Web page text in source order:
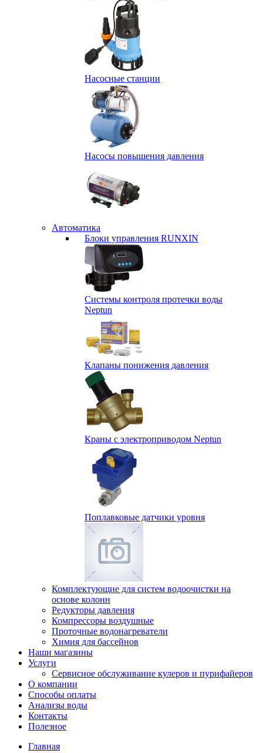
Насосные станции
Насосы повышения давления
Автоматика
Блоки управления RUNXIN
Системы контроля протечки воды
Neptun
Клапаны понижения давления
Краны с электроприводом Neptun
Поплавковые датчики уровня
Комплектующие для систем водоочистки на
основе колонн
Редукторы давления
Компрессоры воздушные
Проточные водонагреватели
Химия для бассейнов
Наши магазины
Услуги
Сервисное обслуживание кулеров и пурифайеров
О компании
Способы оплаты
Анализы воды
Контакты
Полезное
Главная